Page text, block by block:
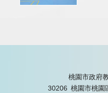
桃園市政府
30206 桃園市桃園